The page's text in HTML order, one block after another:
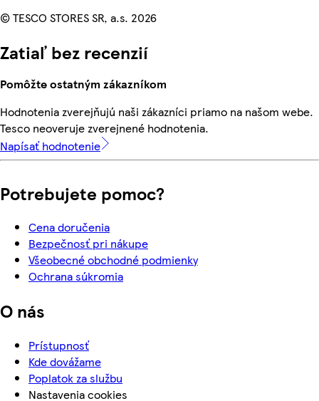
© TESCO STORES SR, a.s. 2026
Zatiaľ bez recenzií
Pomôžte ostatným zákazníkom
Hodnotenia zverejňujú naši zákazníci priamo na našom webe.
Tesco neoveruje zverejnené hodnotenia.
Napísať hodnotenie
Potrebujete pomoc?
Cena doručenia
Bezpečnosť pri nákupe
Všeobecné obchodné podmienky
Ochrana súkromia
O nás
Prístupnosť
Kde dovážame
Poplatok za službu
Nastavenia cookies